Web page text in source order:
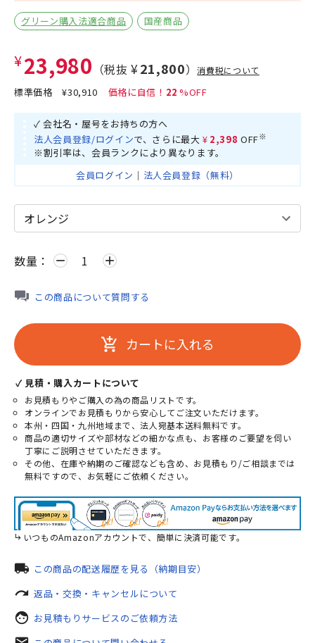
グリーン購入法適合商品 国産商品
¥23,980 （税抜 ¥21,800）消費税について
標準価格¥30,910 22
✓ 会社名・屋号をお持ちの方へ
法人会員登録/ログインで、さらに最大 ¥2,398 OFF※
※割引率は、会員ランクにより異なります。
会員ログイン ｜ 法人会員登録（無料）
数量： remove add
この商品について質問する
add_shopping_cart カートに入れる
✓ 見積・購入カートについて
お見積もりやご購入の為の商品リストです。
オンラインでお見積もりから安心してご注文いただけます。
本州・四国・九州地域まで、法人宛基本送料無料です。
商品の適切サイズや部材などの細かな点も、お客様のご要望を伺い
丁寧にご説明させていただきます。
その他、在庫や納期のご確認なども含め、お見積もり/ご相談までは
無料ですので、お気軽にご依頼ください。
いつものAmazonアカウントで、簡単に決済可能です。
local_shipping この商品の配送履歴を見る（納期目安）
redo 返品・交換・キャンセルについて
face お見積もりサービスのご依頼方法